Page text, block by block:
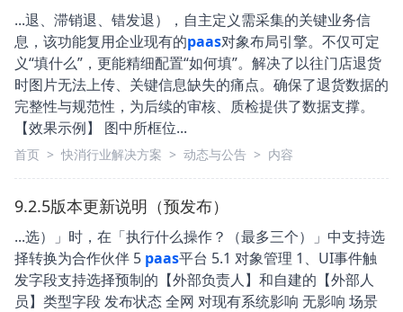
...退、滞销退、错发退），自主定义需采集的关键业务信
息，该功能复用企业现有的paas对象布局引擎。不仅可定
义“填什么”，更能精细配置“如何填”。解决了以往门店退货
时图片无法上传、关键信息缺失的痛点。确保了退货数据的
完整性与规范性，为后续的审核、质检提供了数据支撑。
【效果示例】 图中所框位...
首页 > 快消行业解决方案 > 动态与公告 > 内容
9.2.5版本更新说明（预发布）
...选）」时，在「执行什么操作？（最多三个）」中支持选
择转换为合作伙伴 5 paas平台 5.1 对象管理 1、UI事件触
发字段支持选择预制的【外部负责人】和自建的【外部人
员】类型字段 发布状态 全网 对现有系统影响 无影响 场景